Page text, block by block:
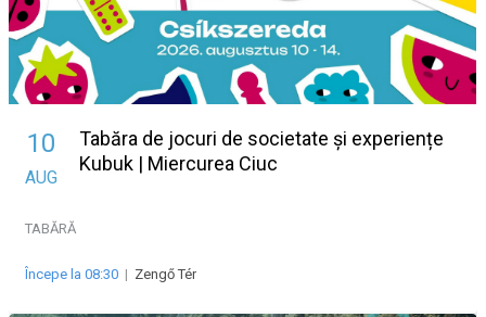
10
AUG
Tabăra de jocuri de societate și experiențe
Kubuk | Miercurea Ciuc
TABĂRĂ
Începe la 08:30 | Zengő Tér